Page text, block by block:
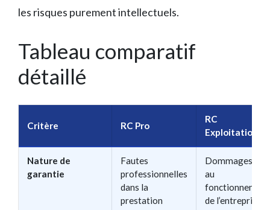
les risques purement intellectuels.
Tableau comparatif
détaillé
Critère RC Pro
RC
Exploitation
Nature de
garantie
Fautes
professionnelles
dans la
prestation
Dommages liés
au
fonctionnement
de l’entreprise